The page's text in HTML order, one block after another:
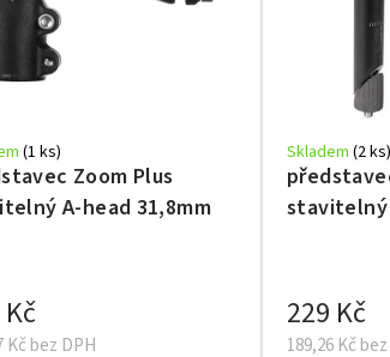
Zoom Plus
A-head 31,8mm
(1 ks)
Kč bez DPH
stavitelný
Skladem (2 ks)
189,26 Kč
229 Kč